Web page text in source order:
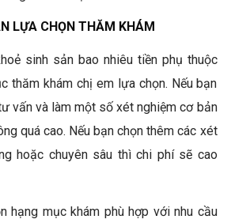
LỰA CHỌN THĂM KHÁM
sinh sản bao nhiêu tiền phụ thuộc
thăm khám chị em lựa chọn. Nếu bạn
vấn và làm một số xét nghiệm cơ bản
quá cao. Nếu bạn chọn thêm các xét
hoặc chuyên sâu thì chi phí sẽ cao
hạng mục khám phù hợp với nhu cầu